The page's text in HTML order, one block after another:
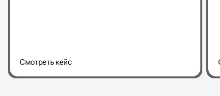
Cмотреть кейс